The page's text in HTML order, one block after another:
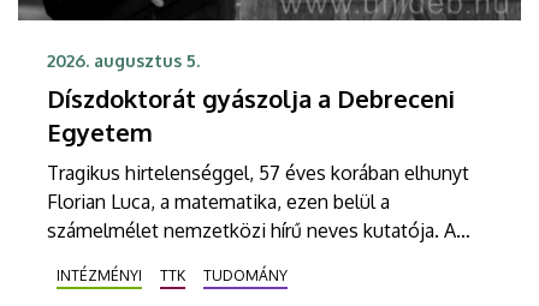
2026. augusztus 5.
Díszdoktorát gyászolja a Debreceni
Egyetem
Tragikus hirtelenséggel, 57 éves korában elhunyt
Florian Luca, a matematika, ezen belül a
számelmélet nemzetközi hírű neves kutatója. A
2025 novemberében avatta díszdoktorai sorába a
INTÉZMÉNYI TTK TUDOMÁNY